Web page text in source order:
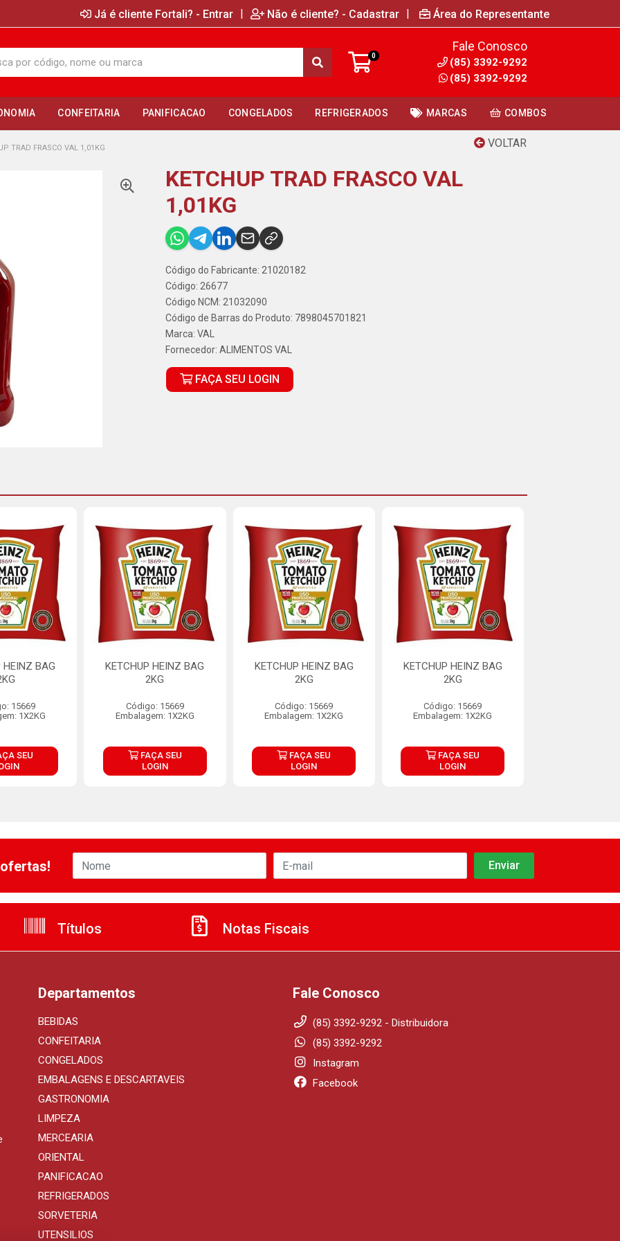
Já é cliente Fortali? - Entrar | Não é cliente? - Cadastrar | Área do Representante
0
Fale Conosco
(85) 3392-9292
(85) 3392-9292
CONFEITARIA PANIFICACAO CONGELADOS REFRIGERADOS MARCAS COMBOS
VOLTAR
TRAD FRASCO VAL 1,01KG
KETCHUP TRAD FRASCO VAL
1,01KG
Código do Fabricante: 21020182
Código: 26677
Código NCM: 21032090
Código de Barras do Produto: 7898045701821
Marca: VAL
Fornecedor: ALIMENTOS VAL
FAÇA SEU LOGIN
HEINZ BAG
15669
1X2KG
SEU
KETCHUP HEINZ BAG
2KG
Código: 15669
Embalagem: 1X2KG
FAÇA SEU
LOGIN
KETCHUP HEINZ BAG
2KG
Código: 15669
Embalagem: 1X2KG
FAÇA SEU
LOGIN
KETCHUP HEINZ BAG
2KG
Código: 15669
Embalagem: 1X2KG
FAÇA SEU
LOGIN
Títulos Notas Fiscais
Departamentos
BEBIDAS
CONFEITARIA
CONGELADOS
EMBALAGENS E DESCARTAVEIS
GASTRONOMIA
LIMPEZA
MERCEARIA
ORIENTAL
PANIFICACAO
REFRIGERADOS
SORVETERIA
UTENSILIOS
Fale Conosco
(85) 3392-9292 - Distribuidora
(85) 3392-9292
Instagram
Facebook